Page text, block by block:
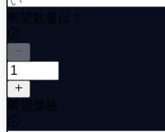
希望数量は？
希望価格